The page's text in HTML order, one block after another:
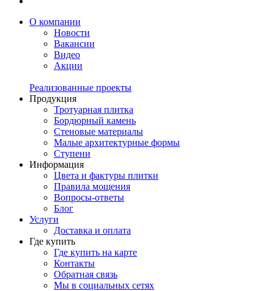
О компании
Новости
Вакансии
Видео
Акции
Реализованные проекты
Продукция
Тротуарная плитка
Бордюрный камень
Стеновые материалы
Малые архитектурные формы
Ступени
Информация
Цвета и фактуры плитки
Правила мощения
Вопросы-ответы
Блог
Услуги
Доставка и оплата
Где купить
Где купить на карте
Контакты
Обратная связь
Мы в социальных сетях